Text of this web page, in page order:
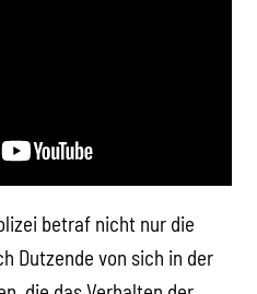
betraf nicht nur die
Dutzende von sich in der